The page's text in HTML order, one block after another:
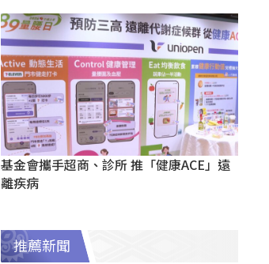
基金會攜手超商、診所 推「健康ACE」遠
離疾病
推薦新聞